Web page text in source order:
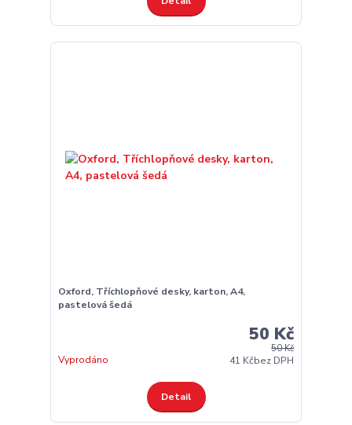
Oxford, Tříchlopňové desky, karton, A4,
pastelová šedá
50 Kč
50 Kč
41 Kčbez DPH
Vyprodáno
Detail